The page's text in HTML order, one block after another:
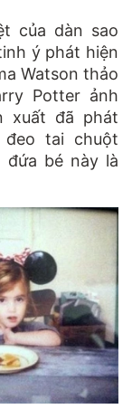
của dàn sao
ý phát hiện
Watson thảo
Potter ảnh
xuất đã phát
tai chuột
đứa bé này là